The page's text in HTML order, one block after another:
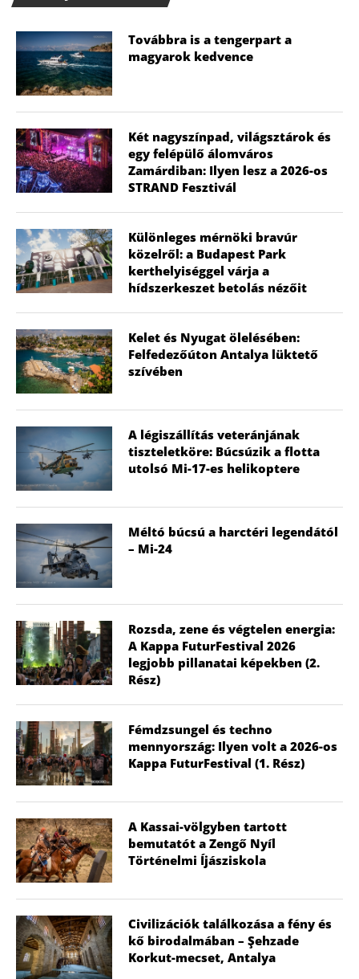
Továbbra is a tengerpart a
magyarok kedvence
Két nagyszínpad, világsztárok és
egy felépülő álomváros
Zamárdiban: Ilyen lesz a 2026-os
STRAND Fesztivál
Különleges mérnöki bravúr
közelről: a Budapest Park
kerthelyiséggel várja a
hídszerkeszet betolás nézőit
Kelet és Nyugat ölelésében:
Felfedezőúton Antalya lüktető
szívében
A légiszállítás veteránjának
tiszteletköre: Búcsúzik a flotta
utolsó Mi-17-es helikoptere
Méltó búcsú a harctéri legendától
– Mi-24
Rozsda, zene és végtelen energia:
A Kappa FuturFestival 2026
legjobb pillanatai képekben (2.
Rész)
Fémdzsungel és techno
mennyország: Ilyen volt a 2026-os
Kappa FuturFestival (1. Rész)
A Kassai-völgyben tartott
bemutatót a Zengő Nyíl
Történelmi Íjásziskola
Civilizációk találkozása a fény és
kő birodalmában – Şehzade
Korkut-mecset, Antalya